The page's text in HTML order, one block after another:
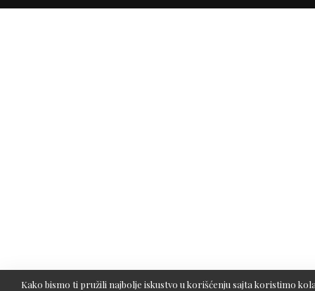
Kako bismo ti pružili najbolje iskustvo u korišćenju sajta koristimo